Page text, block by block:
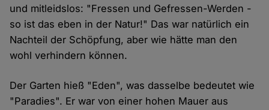
und mitleidslos: "Fressen und Gefressen-Werden -
so ist das eben in der Natur!" Das war natürlich ein
Nachteil der Schöpfung, aber wie hätte man den
wohl verhindern können.
Der Garten hieß "Eden", was dasselbe bedeutet wie
"Paradies". Er war von einer hohen Mauer aus